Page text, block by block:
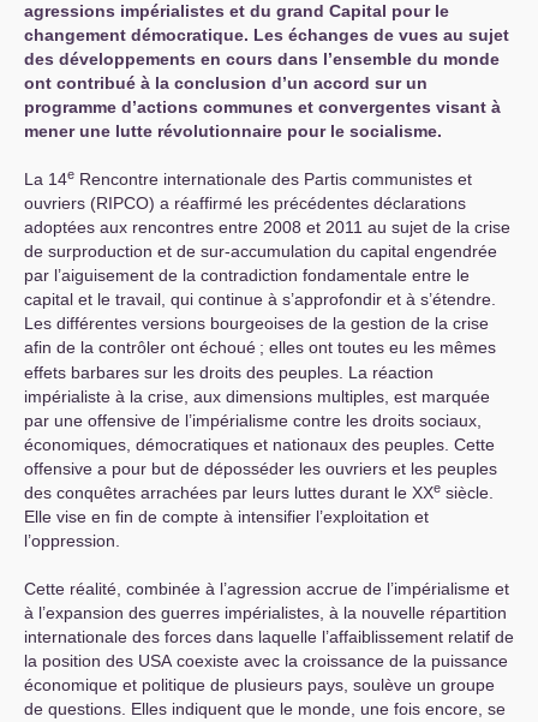
agressions impérialistes et du grand Capital pour le
changement démocratique. Les échanges de vues au sujet
des développements en cours dans l’ensemble du monde
ont contribué à la conclusion d’un accord sur un
programme d’actions communes et convergentes visant à
mener une lutte révolutionnaire pour le socialisme.
La 14e Rencontre internationale des Partis communistes et
ouvriers (RIPCO) a réaffirmé les précédentes déclarations
adoptées aux rencontres entre 2008 et 2011 au sujet de la crise
de surproduction et de sur-accumulation du capital engendrée
par l’aiguisement de la contradiction fondamentale entre le
capital et le travail, qui continue à s’approfondir et à s’étendre.
Les différentes versions bourgeoises de la gestion de la crise
afin de la contrôler ont échoué ; elles ont toutes eu les mêmes
effets barbares sur les droits des peuples. La réaction
impérialiste à la crise, aux dimensions multiples, est marquée
par une offensive de l’impérialisme contre les droits sociaux,
économiques, démocratiques et nationaux des peuples. Cette
offensive a pour but de déposséder les ouvriers et les peuples
des conquêtes arrachées par leurs luttes durant le XXe siècle.
Elle vise en fin de compte à intensifier l’exploitation et
l’oppression.
Cette réalité, combinée à l’agression accrue de l’impérialisme et
à l’expansion des guerres impérialistes, à la nouvelle répartition
internationale des forces dans laquelle l’affaiblissement relatif de
la position des USA coexiste avec la croissance de la puissance
économique et politique de plusieurs pays, soulève un groupe
de questions. Elles indiquent que le monde, une fois encore, se